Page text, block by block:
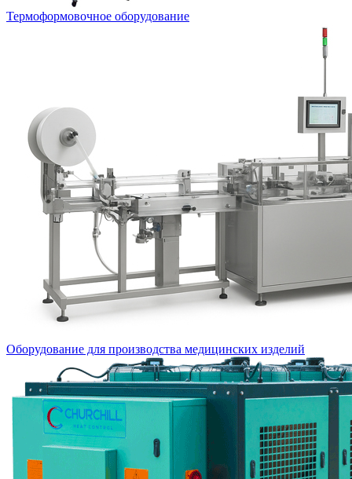
Термоформовочное оборудование
Оборудование для производства медицинских изделий